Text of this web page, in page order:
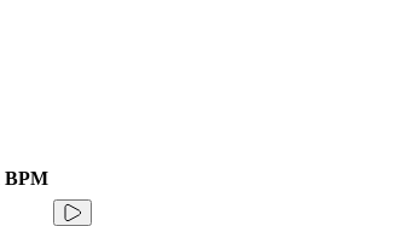
BPM